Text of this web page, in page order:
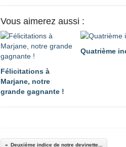
Vous aimerez aussi :
Félicitations à
Marjane, notre
grande gagnante !
Quatrième
Deuxième indice de notre devinette...